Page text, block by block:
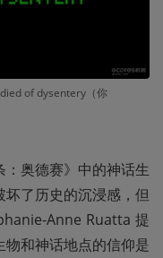
died of dysentery（你
奥德赛》中的神话生
了历史的沉浸感，但
Anne Ruatta 提
和神话地点的信仰是